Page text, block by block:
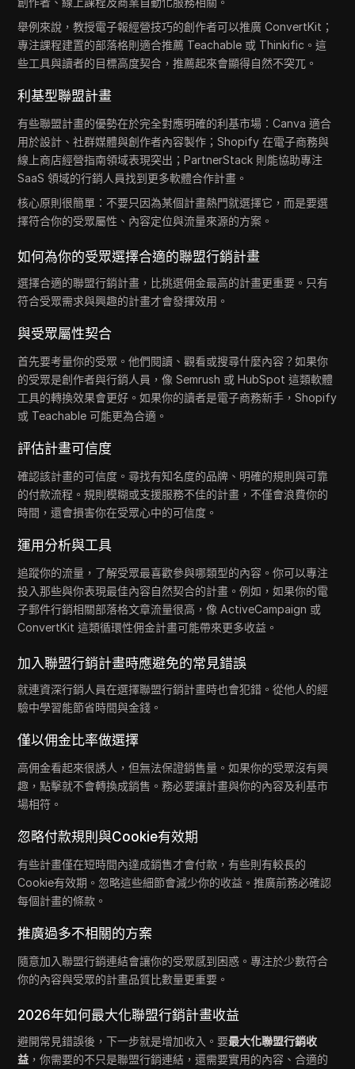
舉例來說，教授電子報經營技巧的創作者可以推廣 ConvertKit；
專注課程建置的部落格則適合推薦 Teachable 或 Thinkific。這
些工具與讀者的目標高度契合，推薦起來會顯得自然不突兀。
利基型聯盟計畫
有些聯盟計畫的優勢在於完全對應明確的利基市場：Canva 適合
用於設計、社群媒體與創作者內容製作；Shopify 在電子商務與
線上商店經營指南領域表現突出；PartnerStack 則能協助專注
SaaS 領域的行銷人員找到更多軟體合作計畫。
核心原則很簡單：不要只因為某個計畫熱門就選擇它，而是要選
擇符合你的受眾屬性、內容定位與流量來源的方案。
如何為你的受眾選擇合適的聯盟行銷計畫
選擇合適的聯盟行銷計畫，比挑選佣金最高的計畫更重要。只有
符合受眾需求與興趣的計畫才會發揮效用。
與受眾屬性契合
首先要考量你的受眾。他們閱讀、觀看或搜尋什麼內容？如果你
的受眾是創作者與行銷人員，像 Semrush 或 HubSpot 這類軟體
工具的轉換效果會更好。如果你的讀者是電子商務新手，Shopify
或 Teachable 可能更為合適。
評估計畫可信度
確認該計畫的可信度。尋找有知名度的品牌、明確的規則與可靠
的付款流程。規則模糊或支援服務不佳的計畫，不僅會浪費你的
時間，還會損害你在受眾心中的可信度。
運用分析與工具
追蹤你的流量，了解受眾最喜歡參與哪類型的內容。你可以專注
投入那些與你表現最佳內容自然契合的計畫。例如，如果你的電
子郵件行銷相關部落格文章流量很高，像 ActiveCampaign 或
ConvertKit 這類循環性佣金計畫可能帶來更多收益。
加入聯盟行銷計畫時應避免的常見錯誤
就連資深行銷人員在選擇聯盟行銷計畫時也會犯錯。從他人的經
驗中學習能節省時間與金錢。
僅以佣金比率做選擇
高佣金看起來很誘人，但無法保證銷售量。如果你的受眾沒有興
趣，點擊就不會轉換成銷售。務必要讓計畫與你的內容及利基市
場相符。
忽略付款規則與Cookie有效期
有些計畫僅在短時間內達成銷售才會付款，有些則有較長的
Cookie有效期。忽略這些細節會減少你的收益。推廣前務必確認
每個計畫的條款。
推廣過多不相關的方案
隨意加入聯盟行銷連結會讓你的受眾感到困惑。專注於少數符合
你的內容與受眾的計畫品質比數量更重要。
2026年如何最大化聯盟行銷計畫收益
避開常見錯誤後，下一步就是增加收入。要最大化聯盟行銷收
益 ，你需要的不只是聯盟行銷連結，還需要實用的內容、合適的